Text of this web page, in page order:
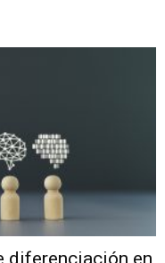
diferenciación en